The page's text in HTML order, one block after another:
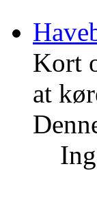
Kort
at